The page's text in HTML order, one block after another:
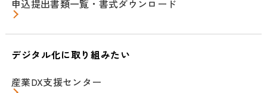
申込提出書類一覧・書式ダウンロード
デジタル化に取り組みたい
産業DX支援センター